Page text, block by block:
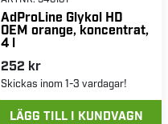
AdProLine Glykol HD
OEM orange, koncentrat,
4 l
252 kr
Skickas inom 1-3 vardagar!
LÄGG TILL I KUNDVAGN